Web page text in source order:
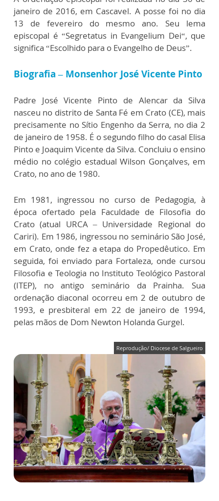
janeiro de 2016, em Cascavel. A posse foi no dia
13 de fevereiro do mesmo ano. Seu lema
episcopal é “Segretatus in Evangelium Dei“, que
significa “Escolhido para o Evangelho de Deus”.
Biografia – Monsenhor José Vicente Pinto
Padre José Vicente Pinto de Alencar da Silva
nasceu no distrito de Santa Fé em Crato (CE), mais
precisamente no Sítio Engenho da Serra, no dia 2
de janeiro de 1958. É o segundo filho do casal Elisa
Pinto e Joaquim Vicente da Silva. Concluiu o ensino
médio no colégio estadual Wilson Gonçalves, em
Crato, no ano de 1980.
Em 1981, ingressou no curso de Pedagogia, à
época ofertado pela Faculdade de Filosofia do
Crato (atual URCA – Universidade Regional do
Cariri). Em 1986, ingressou no seminário São José,
em Crato, onde fez a etapa do Propedêutico. Em
seguida, foi enviado para Fortaleza, onde cursou
Filosofia e Teologia no Instituto Teológico Pastoral
(ITEP), no antigo seminário da Prainha. Sua
ordenação diaconal ocorreu em 2 de outubro de
1993, e presbiteral em 22 de janeiro de 1994,
pelas mãos de Dom Newton Holanda Gurgel.
Reprodução/ Diocese de Salgueiro